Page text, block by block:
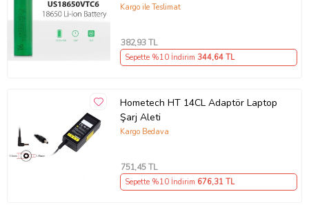
Kargo ile Teslimat
382,93 TL
Sepette %10 İndirim 344,64 TL
Hometech HT 14CL Adaptör Laptop
Şarj Aleti
Kargo Bedava
751,45 TL
Sepette %10 İndirim 676,31 TL